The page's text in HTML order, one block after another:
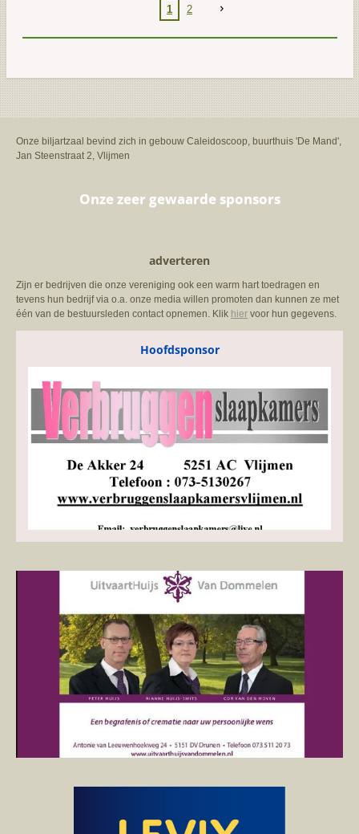
1 2
Onze biljartzaal bevind zich in gebouw Caleidoscoop, buurthuis 'De Mand',
Jan Steenstraat 2, Vlijmen
Onze zeer gewaarde sponsors
adverteren
Zijn er bedrijven die onze vereniging ook een warm hart toedragen en
tevens hun bedrijf via o.a. onze media willen promoten dan kunnen ze met
één van de bestuursleden contact opnemen. Klik hier voor hun gegevens.
Hoofdsponsor